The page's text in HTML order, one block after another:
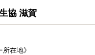
協 滋賀
所在地》